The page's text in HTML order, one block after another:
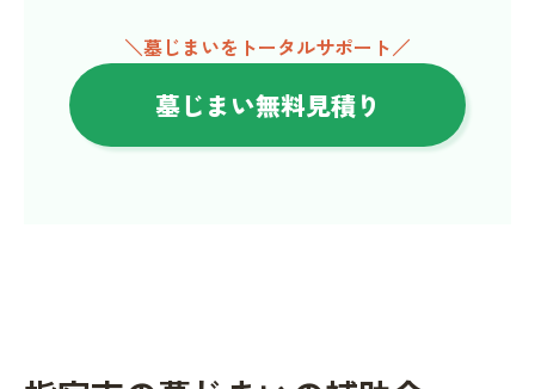
＼墓じまいをトータルサポート／
墓じまい無料見積り